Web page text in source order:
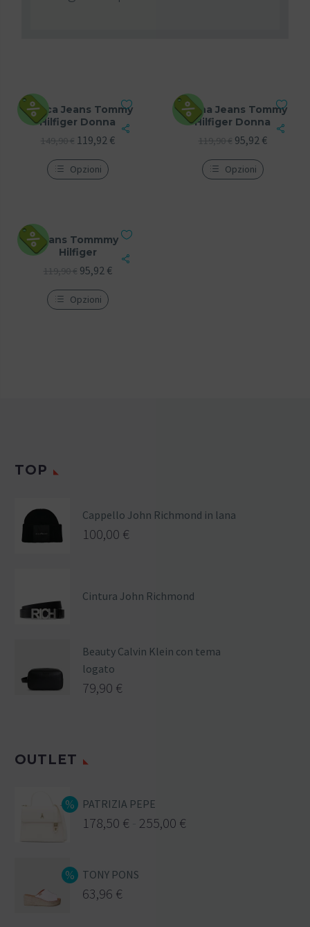
Giacca Jeans Tommy
Hilfiger Donna
149,90€ 119,92 €
Opzioni
Gonna Jeans Tommy
Hilfiger Donna
119,90€ 95,92 €
Opzioni
Jeans Tommmy
Hilfiger
119,90€ 95,92 €
Opzioni
TOP
Cappello John Richmond in lana
100,00 €
Cintura John Richmond
Beauty Calvin Klein con tema
logato
79,90 €
OUTLET
PATRIZIA PEPE
178,50 € 255,00 €
TONY PONS
63,96 €